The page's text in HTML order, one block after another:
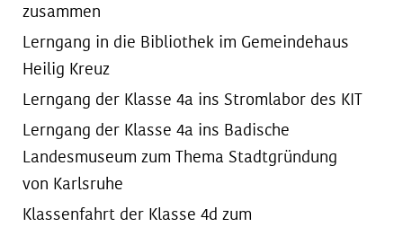
zusammen
Lerngang in die Bibliothek im Gemeindehaus
Heilig Kreuz
Lerngang der Klasse 4a ins Stromlabor des KIT
Lerngang der Klasse 4a ins Badische
Landesmuseum zum Thema Stadtgründung
von Karlsruhe
Klassenfahrt der Klasse 4d zum